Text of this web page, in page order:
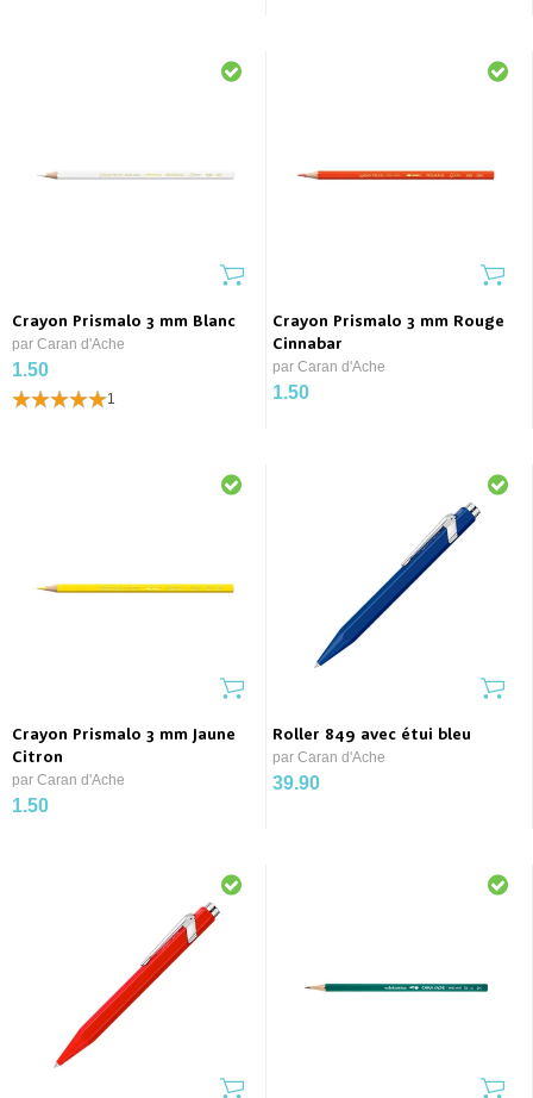
Crayon Prismalo 3 mm Blanc
par Caran d'Ache
1.50
1
Crayon Prismalo 3 mm Rouge
Cinnabar
par Caran d'Ache
1.50
Crayon Prismalo 3 mm Jaune
Citron
par Caran d'Ache
1.50
Roller 849 avec étui bleu
par Caran d'Ache
39.90